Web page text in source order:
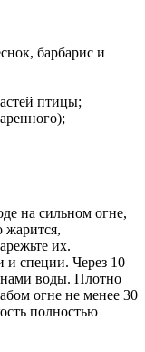
барбарис и
птицы;
на сильном огне,
жарится,
их.
и специи. Через 10
воды. Плотно
огне не менее 30
полностью